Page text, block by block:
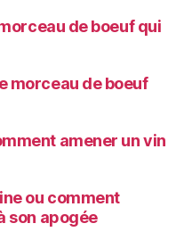
de boeuf qui
morceau de boeuf
amener un vin
ou comment
son apogée